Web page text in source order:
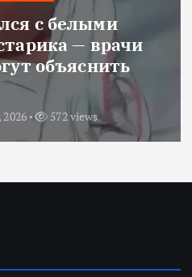
с белыми
— врачи
объяснить
572 views